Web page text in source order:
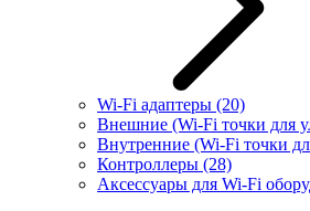
Wi-Fi адаптеры (20)
Внешние (Wi-Fi точки для
Внутренние (Wi-Fi точки
Контроллеры (28)
Аксессуары для Wi-Fi